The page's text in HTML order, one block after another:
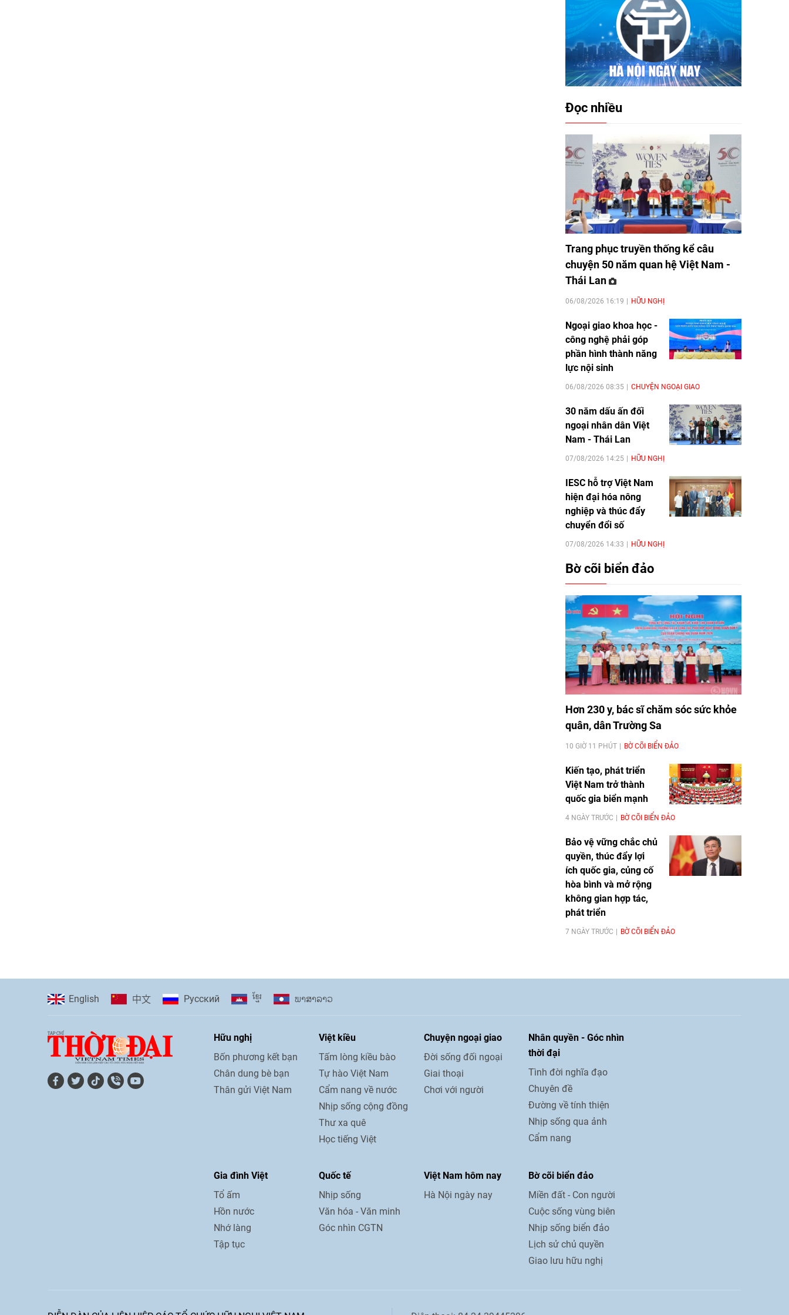
Đọc nhiều
Trang phục truyền thống kể câu
chuyện 50 năm quan hệ Việt Nam -
Thái Lan
06/08/2026 16:19 HỮU NGHỊ
Ngoại giao khoa học -
công nghệ phải góp
phần hình thành năng
lực nội sinh
06/08/2026 08:35 CHUYỆN NGOẠI GIAO
30 năm dấu ấn đối
ngoại nhân dân Việt
Nam - Thái Lan
07/08/2026 14:25 HỮU NGHỊ
IESC hỗ trợ Việt Nam
hiện đại hóa nông
nghiệp và thúc đẩy
chuyển đổi số
07/08/2026 14:33 HỮU NGHỊ
Bờ cõi biển đảo
Hơn 230 y, bác sĩ chăm sóc sức khỏe
quân, dân Trường Sa
10 GIỜ 11 PHÚT BỜ CÕI BIỂN ĐẢO
Kiến tạo, phát triển
Việt Nam trở thành
quốc gia biển mạnh
4 NGÀY TRƯỚC BỜ CÕI BIỂN ĐẢO
Bảo vệ vững chắc chủ
quyền, thúc đẩy lợi
ích quốc gia, củng cố
hòa bình và mở rộng
không gian hợp tác,
phát triển
7 NGÀY TRƯỚC BỜ CÕI BIỂN ĐẢO
English 中文 Pусский ខ្មែរ ພາ​ສາ​ລາວ
Hữu nghị
Bốn phương kết bạn
Chân dung bè bạn
Thân gửi Việt Nam
Việt kiều
Tấm lòng kiều bào
Tự hào Việt Nam
Cẩm nang về nước
Nhịp sống cộng đồng
Thư xa quê
Học tiếng Việt
Chuyện ngoại giao
Đời sống đối ngoại
Giai thoại
Chơi với người
Nhân quyền - Góc nhìn
thời đại
Tình đời nghĩa đạo
Chuyên đề
Đường về tính thiện
Nhịp sống qua ảnh
Cẩm nang
Gia đình Việt
Tổ ấm
Hồn nước
Nhớ làng
Tập tục
Quốc tế
Nhịp sống
Văn hóa - Văn minh
Góc nhìn CGTN
Việt Nam hôm nay
Hà Nội ngày nay
Bờ cõi biển đảo
Miền đất - Con người
Cuộc sống vùng biên
Nhịp sống biển đảo
Lịch sử chủ quyền
Giao lưu hữu nghị